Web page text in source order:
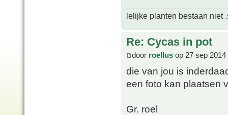
lelijke planten bestaan niet
Re: Cycas in pot
door roellus op 27 sep 2014
die van jou is
een foto kan plaatsen
Gr. roel